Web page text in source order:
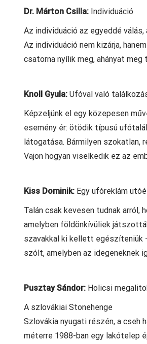
Dr. Márton Csilla: Individuáció
Az individuáció az egyeddé
Az individuáció nem kizárja,
csatorna nyílik meg, ahányat
Knoll Gyula: Ufóval való
Képzeljünk el egy közepesen
esemény ér: ötödik típusú
látogatása. Bármilyen szokatlan,
Vajon hogyan viselkedik ez az
Kiss Dominik: Egy ufóreklám
Talán csak kevesen tudnak
amelyben földönkívüliek
szavakkal ki kellett egészíteniük
szólt, amelyben az idegeneknek
Pusztay Sándor: Holicsi
A szlovákiai Stonehenge
Szlovákia nyugati részén, a cseh
méterre 1988-ban egy lakótelep